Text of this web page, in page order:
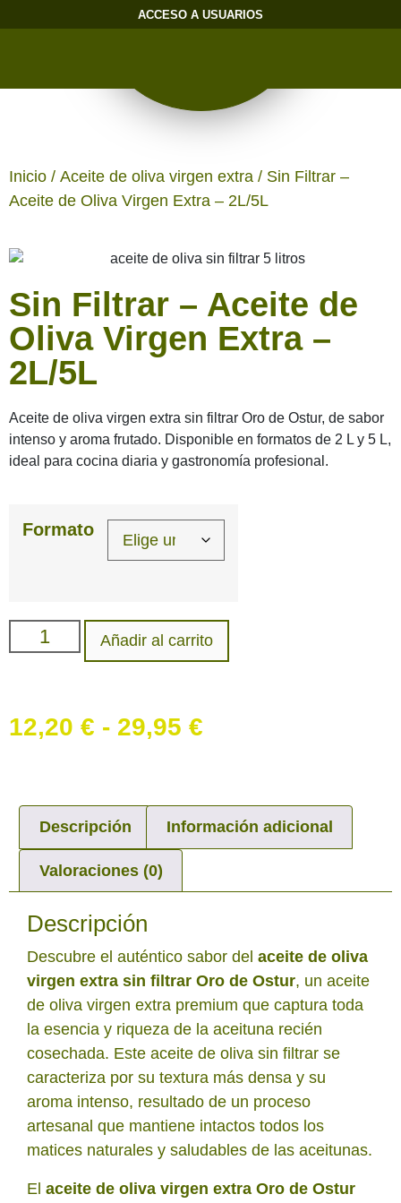
ACCESO A USUARIOS
Inicio / Aceite de oliva virgen extra / Sin Filtrar –
Aceite de Oliva Virgen Extra – 2L/5L
Sin Filtrar – Aceite de
Oliva Virgen Extra –
2L/5L
Aceite de oliva virgen extra sin filtrar Oro de Ostur, de sabor
intenso y aroma frutado. Disponible en formatos de 2 L y 5 L,
ideal para cocina diaria y gastronomía profesional.
Formato
Añadir al carrito
12,20 € - 29,95 €
Descripción Información adicional
Valoraciones (0)
Descripción
Descubre el auténtico sabor del aceite de oliva
virgen extra sin filtrar Oro de Ostur, un aceite
de oliva virgen extra premium que captura toda
la esencia y riqueza de la aceituna recién
cosechada. Este aceite de oliva sin filtrar se
caracteriza por su textura más densa y su
aroma intenso, resultado de un proceso
artesanal que mantiene intactos todos los
matices naturales y saludables de las aceitunas.
El aceite de oliva virgen extra Oro de Ostur